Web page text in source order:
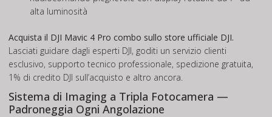
alta luminosità
Acquista il DJI Mavic 4 Pro combo sullo store ufficiale DJI.
Lasciati guidare dagli esperti DJI, goditi un servizio clienti
esclusivo, supporto tecnico professionale, spedizione gratuita,
1% di credito DJI sull’acquisto e altro ancora.
Sistema di Imaging a Tripla Fotocamera —
Padroneggia Ogni Angolazione